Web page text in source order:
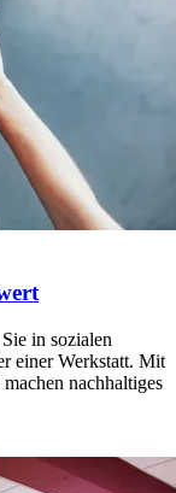
in sozialen
einer Werkstatt. Mit
nachhaltiges